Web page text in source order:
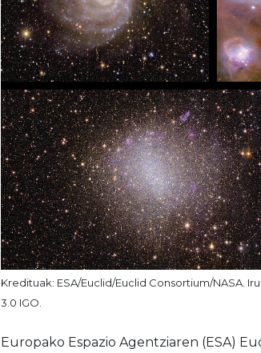
Kredituak: ESA/Euclid/Euclid Consortium/NASA.
3.0 IGO.
Europako Espazio Agentziaren (ESA)